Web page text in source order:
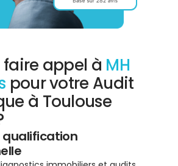
appel à MH
pour votre Audit
à Toulouse
qualification